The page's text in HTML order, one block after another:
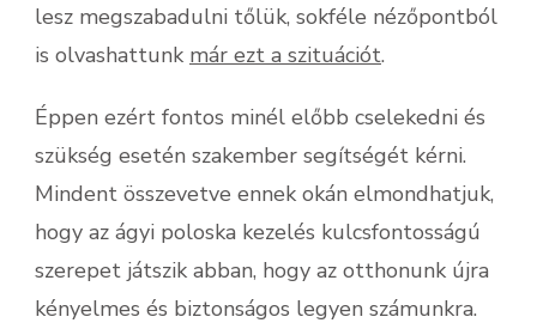
lesz megszabadulni tőlük, sokféle nézőpontból
is olvashattunk már ezt a szituációt.
Éppen ezért fontos minél előbb cselekedni és
szükség esetén szakember segítségét kérni.
Mindent összevetve ennek okán elmondhatjuk,
hogy az ágyi poloska kezelés kulcsfontosságú
szerepet játszik abban, hogy az otthonunk újra
kényelmes és biztonságos legyen számunkra.